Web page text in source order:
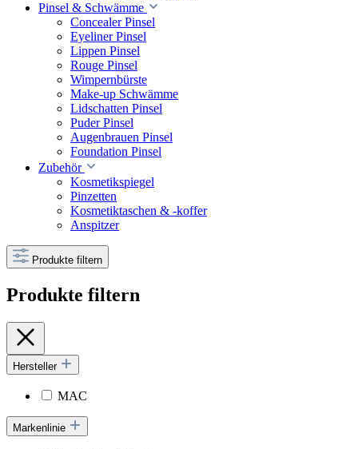
Pinsel & Schwämme
Concealer Pinsel
Eyeliner Pinsel
Lippen Pinsel
Rouge Pinsel
Wimpernbürste
Make-up Schwämme
Lidschatten Pinsel
Puder Pinsel
Augenbrauen Pinsel
Foundation Pinsel
Zubehör
Kosmetikspiegel
Pinzetten
Kosmetiktaschen & -koffer
Anspitzer
Produkte filtern
Produkte filtern
Hersteller
MAC
Markenlinie